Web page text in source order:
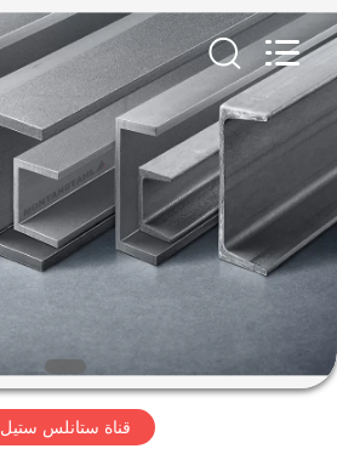
المنزل
المنتجات
فيديوهات
معلومات
عنا
WUXI
HONGJINMILAI
STEEL
CO.,LTD.
قناة ستانلس ستيل